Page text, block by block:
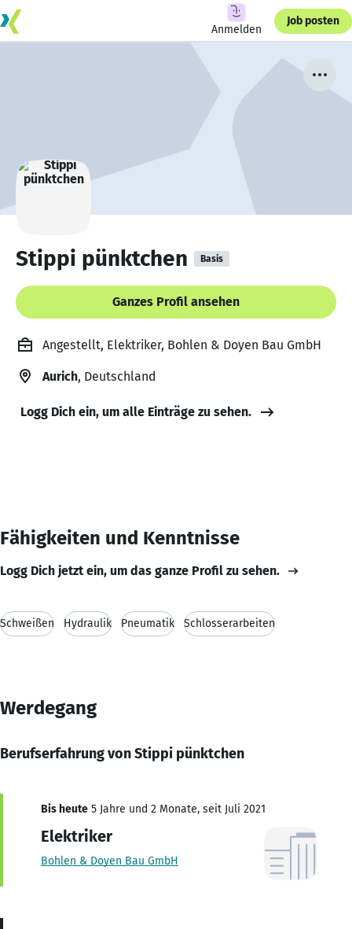
Anmelden
Job posten
Stippi pünktchen Basis
Ganzes Profil ansehen
Angestellt, Elektriker, Bohlen & Doyen Bau GmbH
Aurich, Deutschland
Logg Dich ein, um alle Einträge zu sehen.
Fähigkeiten und Kenntnisse
Logg Dich jetzt ein, um das ganze Profil zu sehen.
Schweißen Hydraulik Pneumatik Schlosserarbeiten
Werdegang
Berufserfahrung von Stippi pünktchen
Bis heute 5 Jahre und 2 Monate, seit Juli 2021
Elektriker
Bohlen & Doyen Bau GmbH